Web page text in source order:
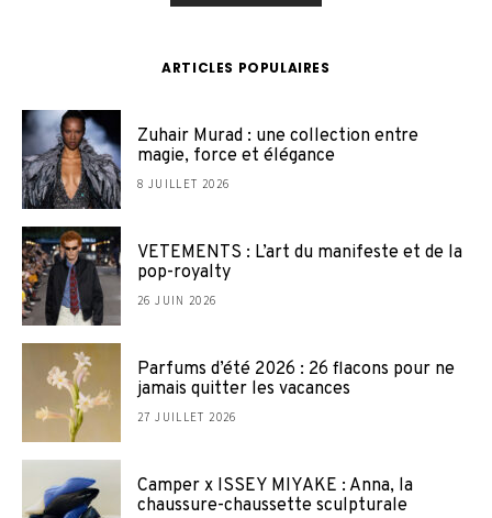
ARTICLES POPULAIRES
Zuhair Murad : une collection entre
magie, force et élégance
8 JUILLET 2026
VETEMENTS : L’art du manifeste et de la
pop-royalty
26 JUIN 2026
Parfums d’été 2026 : 26 flacons pour ne
jamais quitter les vacances
27 JUILLET 2026
Camper x ISSEY MIYAKE : Anna, la
chaussure-chaussette sculpturale